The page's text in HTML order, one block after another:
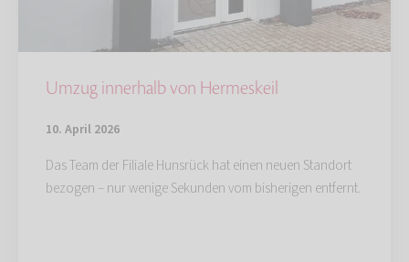
Umzug innerhalb von Hermeskeil
10. April 2026
Das Team der Filiale Hunsrück hat einen neuen Standort
bezogen – nur wenige Sekunden vom bisherigen entfernt.